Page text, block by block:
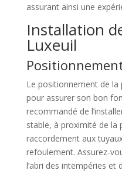
assurant ainsi une
Installation
Luxeuil
Le positionnement de la
pour assurer son bon
recommandé de
stable, à proximité de la
raccordement aux
refoulement. Assurez-
l’abri des intempéries et